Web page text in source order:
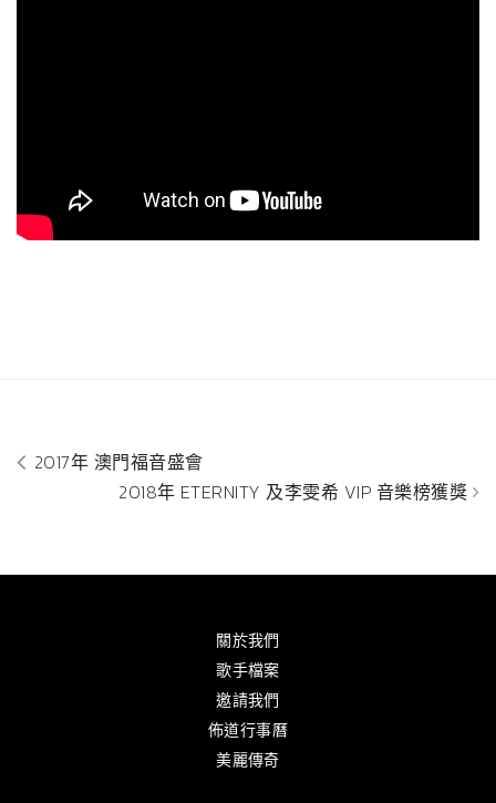
2017年 澳門福音盛會
2018年 ETERNITY 及李雯希 VIP 音樂榜獲獎
關於我們
歌手檔案
邀請我們
佈道行事曆
美麗傳奇